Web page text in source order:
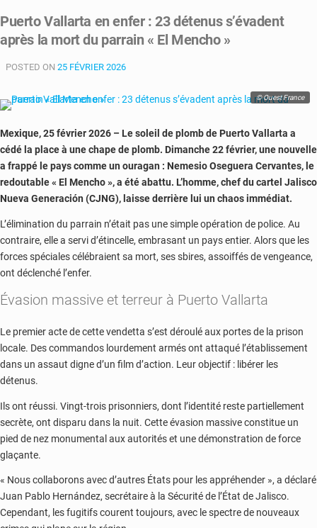
Tshisekedi
défie
la
pour
le
trône
de
Puerto Vallarta en enfer : 23 détenus s’évadent
après la mort du parrain « El Mencho »
POSTED ON 25 FÉVRIER 2026
© Ouest France
Mexique, 25 février 2026 – Le soleil de plomb de Puerto Vallarta a
cédé la place à une chape de plomb. Dimanche 22 février, une nouvelle
a frappé le pays comme un ouragan : Nemesio Oseguera Cervantes, le
redoutable « El Mencho », a été abattu. L’homme, chef du cartel Jalisco
Nueva Generación (CJNG), laisse derrière lui un chaos immédiat.
L’élimination du parrain n’était pas une simple opération de police. Au
contraire, elle a servi d’étincelle, embrasant un pays entier. Alors que les
forces spéciales célébraient sa mort, ses sbires, assoiffés de vengeance,
ont déclenché l’enfer.
Évasion massive et terreur à Puerto Vallarta
Le premier acte de cette vendetta s’est déroulé aux portes de la prison
locale. Des commandos lourdement armés ont attaqué l’établissement
dans un assaut digne d’un film d’action. Leur objectif : libérer les
détenus.
Ils ont réussi. Vingt-trois prisonniers, dont l’identité reste partiellement
secrète, ont disparu dans la nuit. Cette évasion massive constitue un
pied de nez monumental aux autorités et une démonstration de force
glaçante.
« Nous collaborons avec d’autres États pour les appréhender », a déclaré
Juan Pablo Hernández, secrétaire à la Sécurité de l’État de Jalisco.
Cependant, les fugitifs courent toujours, avec le spectre de nouveaux